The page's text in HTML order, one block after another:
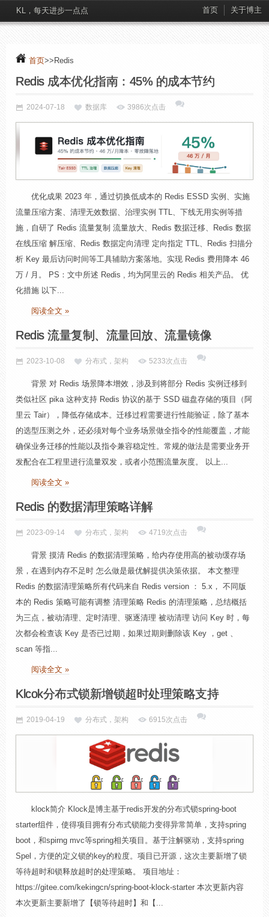
KL，每天进步一点点 首页 关于博主
首页>>Redis
Redis 成本优化指南：45% 的成本节约
2024-07-18 数据库 3986次点击
优化成果 2023 年，通过切换低成本的 Redis ESSD 实例、实施
流量压缩方案、清理无效数据、治理实例 TTL、下线无用实例等措
施，自研了 Redis 流量复制 流量放大、Redis 数据迁移、Redis 数据
在线压缩 解压缩、Redis 数据定向清理 定向指定 TTL、Redis 扫描分
析 Key 最后访问时间等工具辅助方案落地。实现 Redis 费用降本 46
万 / 月。 PS：文中所述 Redis , 均为阿里云的 Redis 相关产品。 优
化措施 以下...
阅读全文 »
Redis 流量复制、流量回放、流量镜像
2023-10-08 分布式，架构 5233次点击
背景 对 Redis 场景降本增效，涉及到将部分 Redis 实例迁移到
类似社区 pika 这种支持 Redis 协议的基于 SSD 磁盘存储的项目（阿
里云 Tair），降低存储成本。迁移过程需要进行性能验证，除了基本
的选型压测之外，还必须对每个业务场景做全指令的性能覆盖，才能
确保业务迁移的性能以及指令兼容稳定性。常规的做法是需要业务开
发配合在工程里进行流量双发，或者小范围流量灰度。 以上...
阅读全文 »
Redis 的数据清理策略详解
2023-09-14 分布式，架构 4719次点击
背景 摸清 Redis 的数据清理策略，给内存使用高的被动缓存场
景，在遇到内存不足时 怎么做是最优解提供决策依据。 本文整理
Redis 的数据清理策略所有代码来自 Redis version ： 5.x， 不同版
本的 Redis 策略可能有调整 清理策略 Redis 的清理策略，总结概括
为三点，被动清理、定时清理、驱逐清理 被动清理 访问 Key 时，每
次都会检查该 Key 是否已过期，如果过期则删除该 Key ，get 、
scan 等指...
阅读全文 »
Klcok分布式锁新增锁超时处理策略支持
2019-04-19 分布式，架构 6915次点击
klock简介 Klock是博主基于redis开发的分布式锁spring-boot
starter组件，使得项目拥有分布式锁能力变得异常简单，支持spring
boot，和spirng mvc等spring相关项目。基于注解驱动，支持spring
Spel，方便的定义锁的key的粒度。项目已开源，这次主要新增了锁
等待超时和锁释放超时的处理策略。 项目地址：
https://gitee.com/kekingcn/spring-boot-klock-starter 本次更新内容
本次更新主要新增了【锁等待超时】和【...